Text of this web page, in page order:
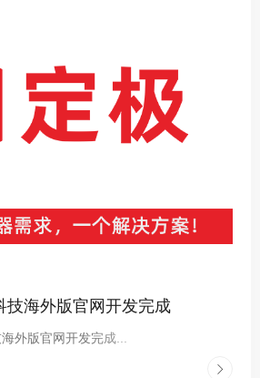
技海外版官网开发完成
外版官网开发完成...
网改版完成！
版完成！自3月31日起，我司
网改版通告
官网改版的通告我司官网将于